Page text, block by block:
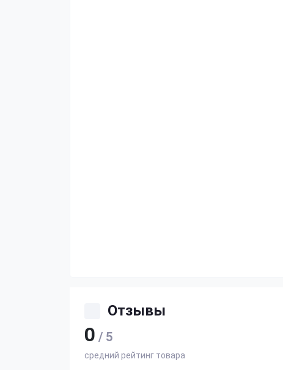
Отзывы
0 / 5
средний рейтинг товара